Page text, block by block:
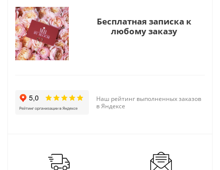
Бесплатная записка к
любому заказу
Наш рейтинг выполненных заказов
в Яндексе